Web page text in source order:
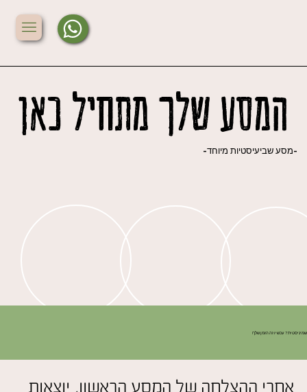
המסע שלך מתחיל כאן
המסע שלך מתחיל כאן
-מסע שביעיסטיות מיוחד-
שמיניסטית? עכשיו זה הזמן שלך!